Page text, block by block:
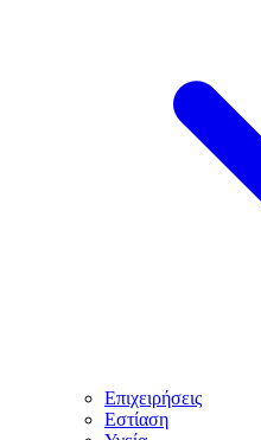
Επιχειρήσεις
Εστίαση